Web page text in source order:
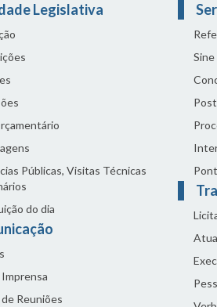
Legislativa
Públicas, Visitas Técnicas
do dia
Imprensa
Reuniões
Sine